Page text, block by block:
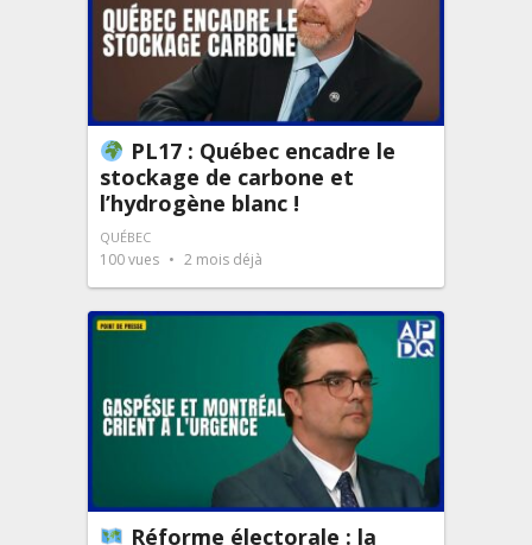
PL17 : Québec encadre le
stockage de carbone et
l’hydrogène blanc !
QUÉBEC
100vues 2 mois déjà
Réforme électorale : la